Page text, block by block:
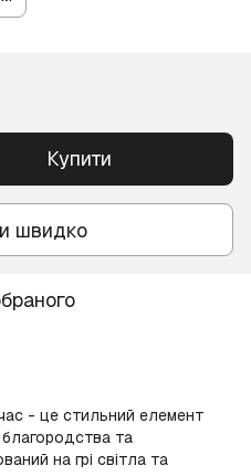
Купити
швидко
- це стильний елемент
та
на грі світла та